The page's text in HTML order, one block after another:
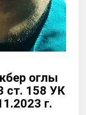
оглы
ст. 158 УК
г.